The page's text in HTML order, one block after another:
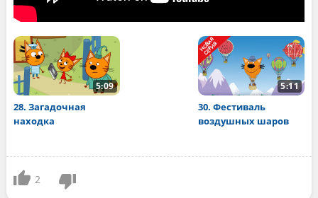
5:09
28. Загадочная
находка
5:11
30. Фестиваль
воздушных шаров
2